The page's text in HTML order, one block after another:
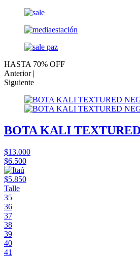
HASTA 70% OFF
Anterior |
Siguiente
BOTA KALI
$13.000
$6.500
$5.850
Talle
35
36
37
38
39
40
41